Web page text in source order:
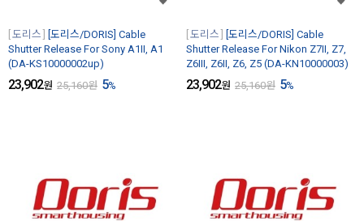
도리스
[도리스/DORIS] Cable
Shutter Release For Sony A1II, A1
(DA-KS10000002up)
23,902원 25,160원 5%
도리스
[도리스/DORIS] Cable
Shutter Release For Nikon Z7II, Z7,
Z6III, Z6II, Z6, Z5 (DA-KN10000003)
23,902원 25,160원 5%